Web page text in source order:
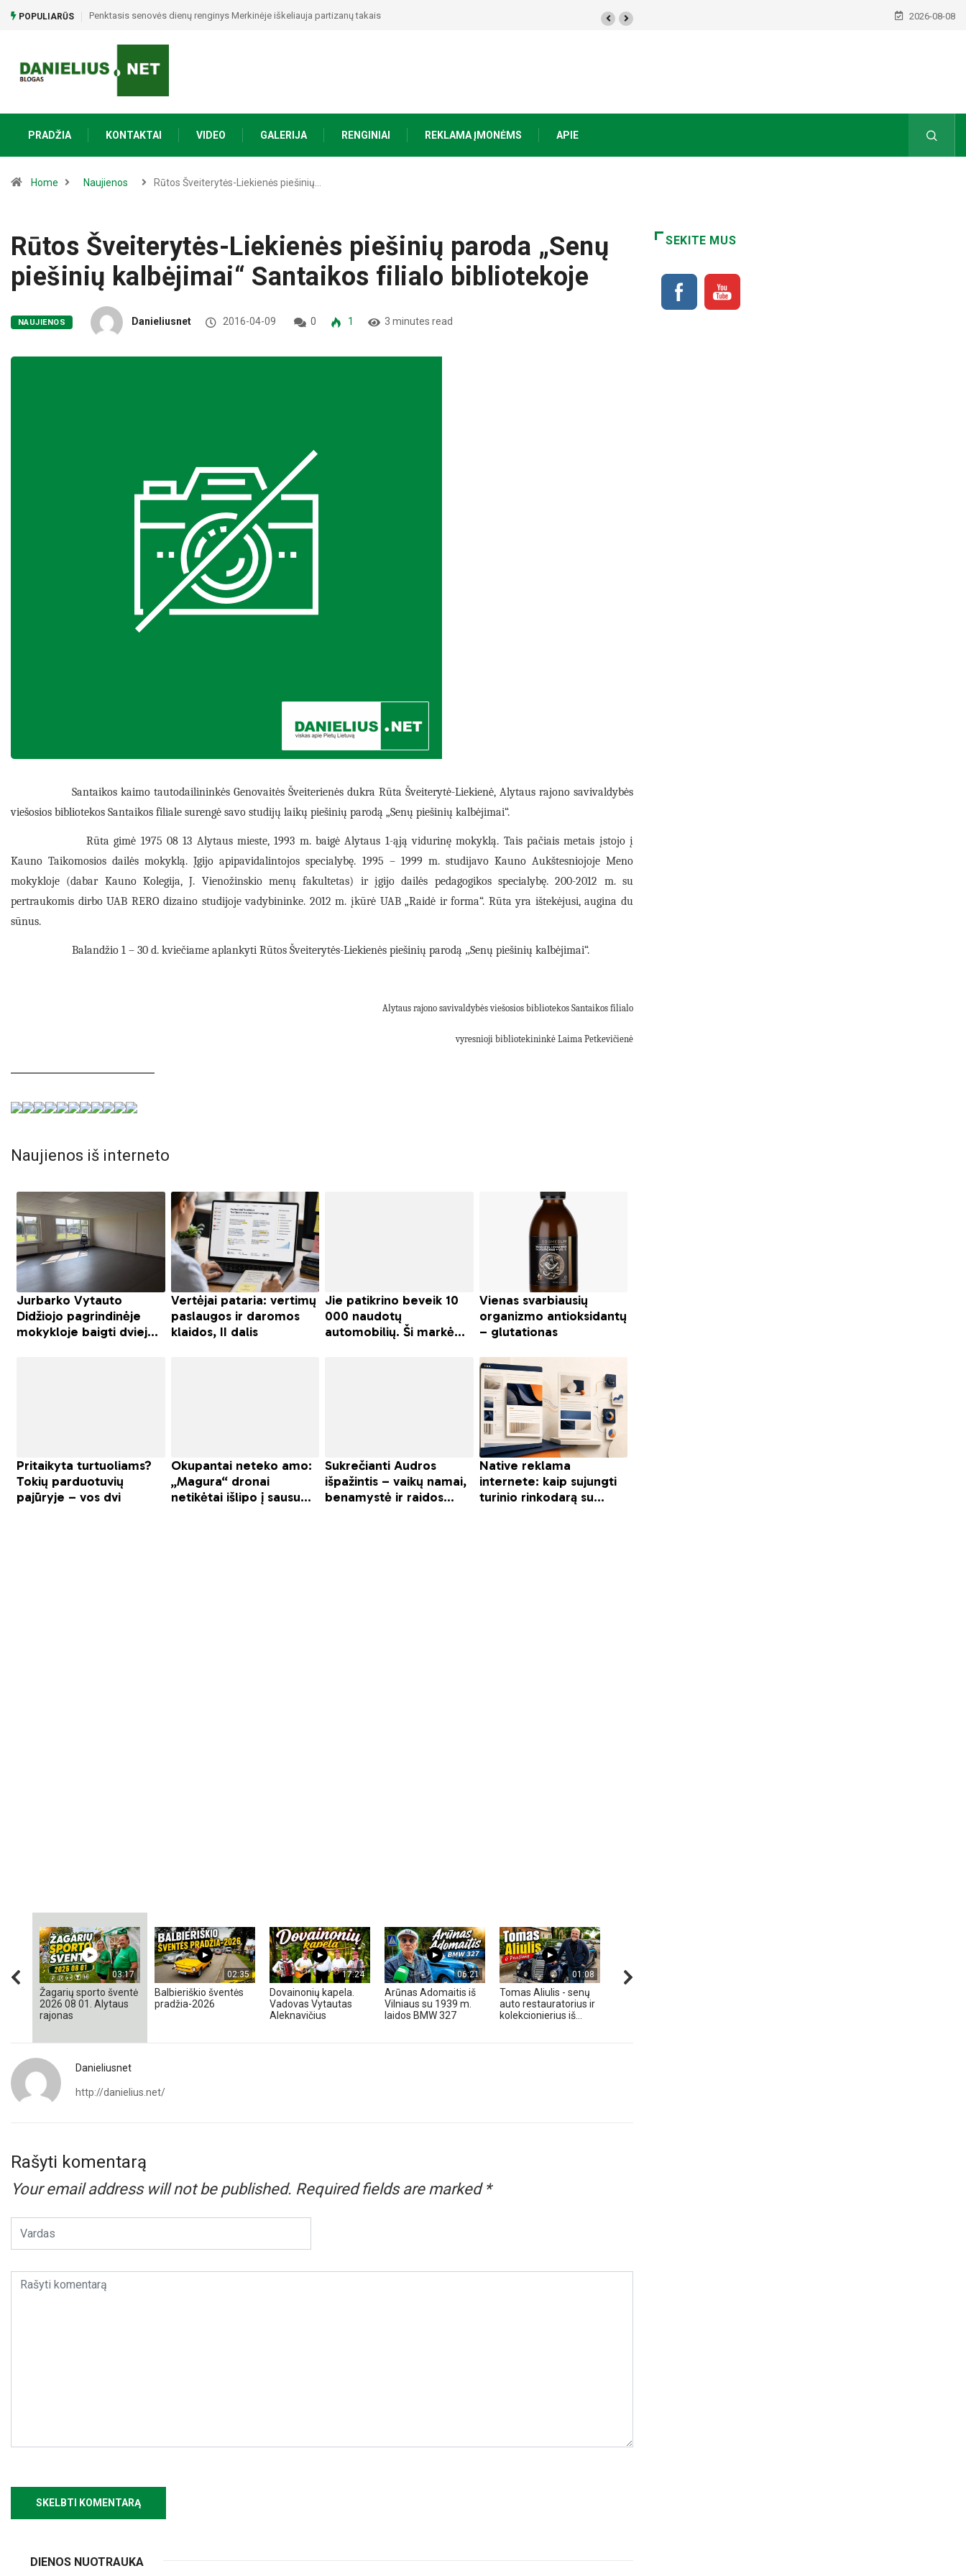
POPULIARŪS Alytiškė į namus atvykusiam nepažįstamajam atidavė 15 tūkst. eurų – policija pradėjo tyrimą 2026-08-08
PRADŽIA KONTAKTAI VIDEO GALERIJA RENGINIAI REKLAMA ĮMONĖMS APIE
Home Naujienos Rūtos Šveiterytės-Liekienės piešinių…
Rūtos Šveiterytės-Liekienės piešinių paroda „Senų
piešinių kalbėjimai“ Santaikos filialo bibliotekoje
NAUJIENOS Danieliusnet 2016-04-09 0 1 3 minutes read
Santaikos kaimo tautodailininkės Genovaitės Šveiterienės dukra Rūta Šveiterytė-Liekienė, Alytaus rajono savivaldybės
viešosios bibliotekos Santaikos filiale surengė savo studijų laikų piešinių parodą „Senų piešinių kalbėjimai“.
Rūta gimė 1975 08 13 Alytaus mieste, 1993 m. baigė Alytaus 1-ąją vidurinę mokyklą. Tais pačiais metais įstojo į
Kauno Taikomosios dailės mokyklą. Įgijo apipavidalintojos specialybę. 1995 – 1999 m. studijavo Kauno Aukštesniojoje Meno
mokykloje (dabar Kauno Kolegija, J. Vienožinskio menų fakultetas) ir įgijo dailės pedagogikos specialybę. 200-2012 m. su
pertraukomis dirbo UAB RERO dizaino studijoje vadybininke. 2012 m. įkūrė UAB „Raidė ir forma“. Rūta yra ištekėjusi, augina du
sūnus.
Balandžio 1 – 30 d. kviečiame aplankyti Rūtos Šveiterytės-Liekienės piešinių parodą „Senų piešinių kalbėjimai“.
Alytaus rajono savivaldybės viešosios bibliotekos Santaikos filialo
vyresnioji bibliotekininkė Laima Petkevičienė
Naujienos iš interneto
03:17
Žagarių sporto šventė
2026 08 01. Alytaus
rajonas
02:35
Balbieriškio šventės
pradžia-2026
17:24
Dovainonių kapela.
Vadovas Vytautas
Aleknavičius
06:21
Arūnas Adomaitis iš
Vilniaus su 1939 m.
laidos BMW 327
01:08
Tomas Aliulis - senų
auto restauratorius ir
kolekcionierius iš...
Danieliusnet
http://danielius.net/
Rašyti komentarą
Your email address will not be published. Required fields are marked *
DIENOS NUOTRAUKA
SEKITE MUS